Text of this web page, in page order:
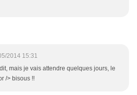
2014 15:31
mais je vais attendre quelques jours, le
/> bisous !!